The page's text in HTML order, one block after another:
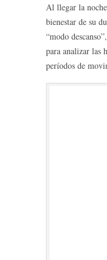
Al llegar la
bienestar de su
“modo
para analizar las
períodos de